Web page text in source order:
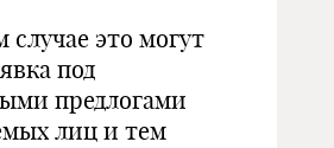
случае это могут
под
предлогами
лиц и тем